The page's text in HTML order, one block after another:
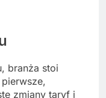
branża stoi
zmiany taryf i